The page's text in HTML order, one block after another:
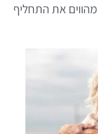
את התחליף